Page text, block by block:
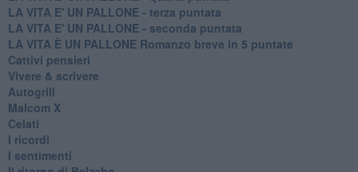
LA VITA E' UN PALLONE - terza puntata
LA VITA E' UN PALLONE - seconda puntata
LA VITA È UN PALLONE Romanzo breve in 5 puntate
Cattivi pensieri
Vivere & scrivere
Autogrill
Malcom X
Celati
I ricordi
I sentimenti